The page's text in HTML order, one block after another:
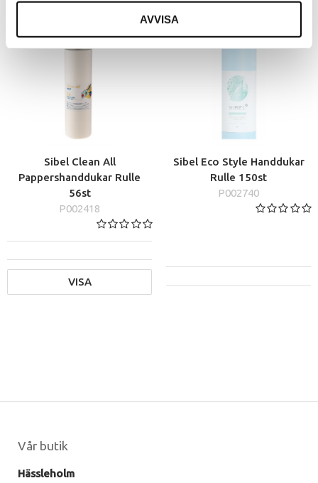
AVVISA
Sibel Clean All
Pappershanddukar Rulle
56st
P002418
VISA
Sibel Eco Style Handdukar
Rulle 150st
P002740
Vår butik
Hässleholm